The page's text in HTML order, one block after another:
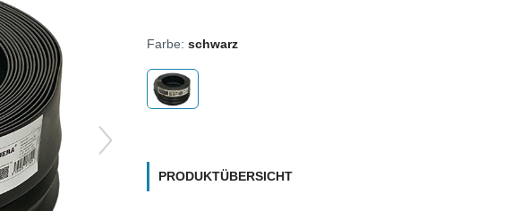
Farbe: schwarz
PRODUKTÜBERSICHT